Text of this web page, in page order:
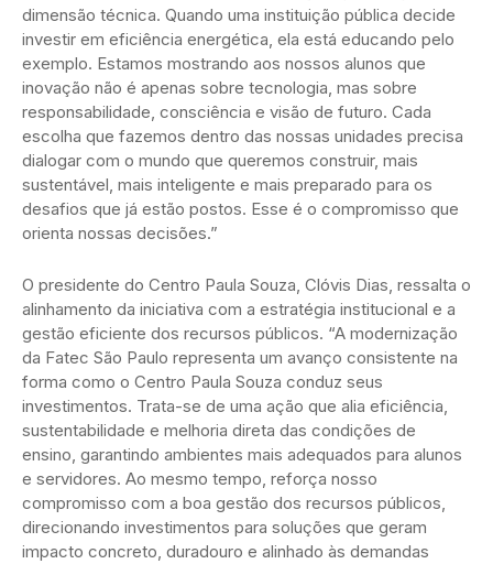
dimensão técnica. Quando uma instituição pública decide
investir em eficiência energética, ela está educando pelo
exemplo. Estamos mostrando aos nossos alunos que
inovação não é apenas sobre tecnologia, mas sobre
responsabilidade, consciência e visão de futuro. Cada
escolha que fazemos dentro das nossas unidades precisa
dialogar com o mundo que queremos construir, mais
sustentável, mais inteligente e mais preparado para os
desafios que já estão postos. Esse é o compromisso que
orienta nossas decisões.”
O presidente do Centro Paula Souza, Clóvis Dias, ressalta o
alinhamento da iniciativa com a estratégia institucional e a
gestão eficiente dos recursos públicos. “A modernização
da Fatec São Paulo representa um avanço consistente na
forma como o Centro Paula Souza conduz seus
investimentos. Trata-se de uma ação que alia eficiência,
sustentabilidade e melhoria direta das condições de
ensino, garantindo ambientes mais adequados para alunos
e servidores. Ao mesmo tempo, reforça nosso
compromisso com a boa gestão dos recursos públicos,
direcionando investimentos para soluções que geram
impacto concreto, duradouro e alinhado às demandas